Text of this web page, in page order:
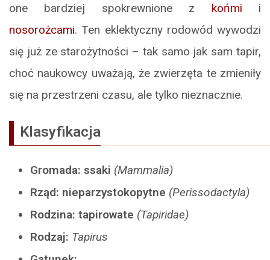
one bardziej spokrewnione z końmi i
nosorożcami. Ten eklektyczny rodowód wywodzi
się już ze starożytności – tak samo jak sam tapir,
choć naukowcy uważają, że zwierzęta te zmieniły
się na przestrzeni czasu, ale tylko nieznacznie.
Klasyfikacja
Gromada: ssaki (Mammalia)
Rząd: nieparzystokopytne (Perissodactyla)
Rodzina: tapirowate (Tapiridae)
Rodzaj: Tapirus